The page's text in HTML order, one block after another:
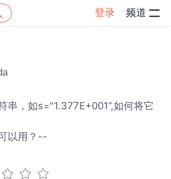
登录 频道
串，如s="1.377E+001”,如何将它
以用？--